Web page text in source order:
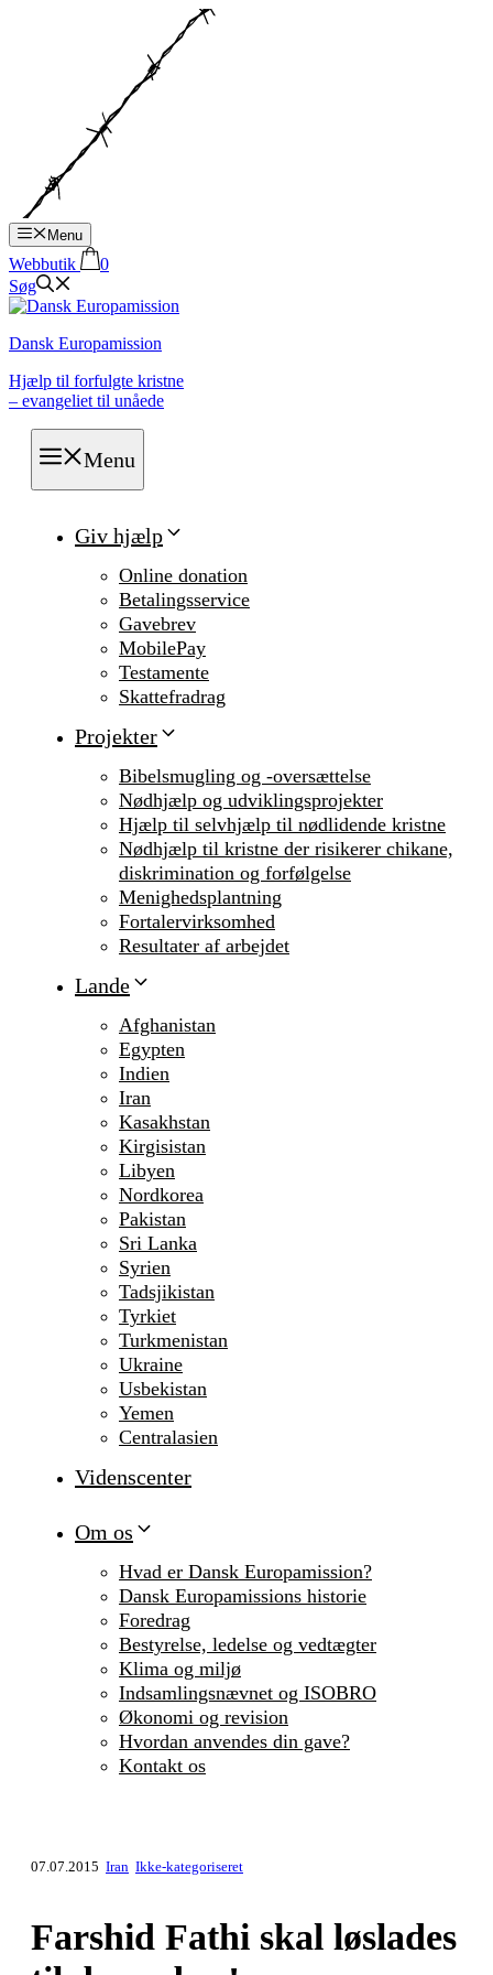
Menu
Webbutik
0
Søg
Dansk Europamission
Hjælp til forfulgte kristne
– evangeliet til unåede
Menu
Giv hjælp
Online donation
Betalingsservice
Gavebrev
MobilePay
Testamente
Skattefradrag
Projekter
Bibelsmugling og -oversættelse
Nødhjælp og udviklingsprojekter
Hjælp til selvhjælp til nødlidende kristne
Nødhjælp til kristne der risikerer chikane,
diskrimination og forfølgelse
Menighedsplantning
Fortalervirksomhed
Resultater af arbejdet
Lande
Afghanistan
Egypten
Indien
Iran
Kasakhstan
Kirgisistan
Libyen
Nordkorea
Pakistan
Sri Lanka
Syrien
Tadsjikistan
Tyrkiet
Turkmenistan
Ukraine
Usbekistan
Yemen
Centralasien
Videnscenter
Om os
Hvad er Dansk Europamission?
Dansk Europamissions historie
Foredrag
Bestyrelse, ledelse og vedtægter
Klima og miljø
Indsamlingsnævnet og ISOBRO
Økonomi og revision
Hvordan anvendes din gave?
Kontakt os
07.07.2015 Iran Ikke-kategoriseret
Farshid Fathi skal løslades